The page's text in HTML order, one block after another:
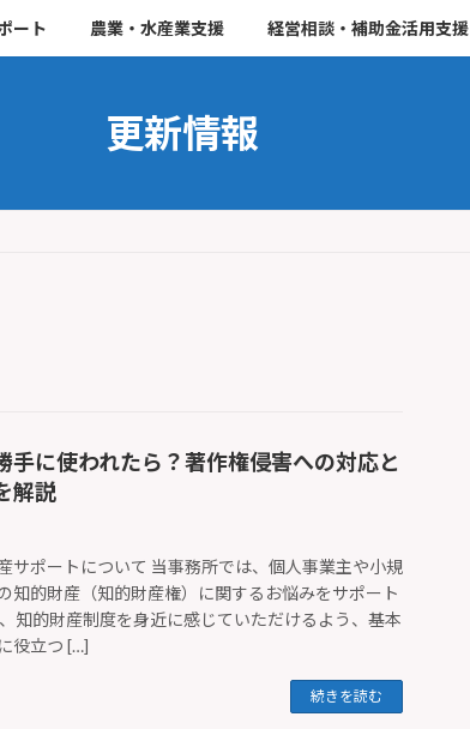
ート 農業・水産業支援 経営相談・補助金活用支援
更新情報
手に使われたら？著作権侵害への対応と
解説
サポートについて 当事務所では、個人事業主や小規
知的財産（知的財産権）に関するお悩みをサポート
知的財産制度を身近に感じていただけるよう、基本
役立つ […]
続きを読む